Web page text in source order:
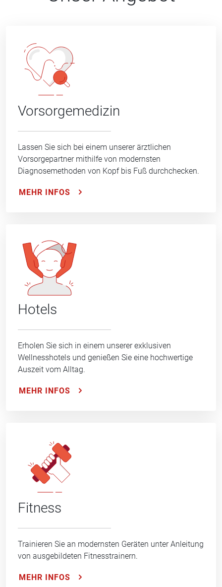
Vorsorgemedizin
Lassen Sie sich bei einem unserer ärztlichen
Vorsorgepartner mithilfe von modernsten
Diagnosemethoden von Kopf bis Fuß durchchecken.
MEHR INFOS
Hotels
Erholen Sie sich in einem unserer exklusiven
Wellnesshotels und genießen Sie eine hochwertige
Auszeit vom Alltag.
MEHR INFOS
Fitness
Trainieren Sie an modernsten Geräten unter Anleitung
von ausgebildeten Fitnesstrainern.
MEHR INFOS